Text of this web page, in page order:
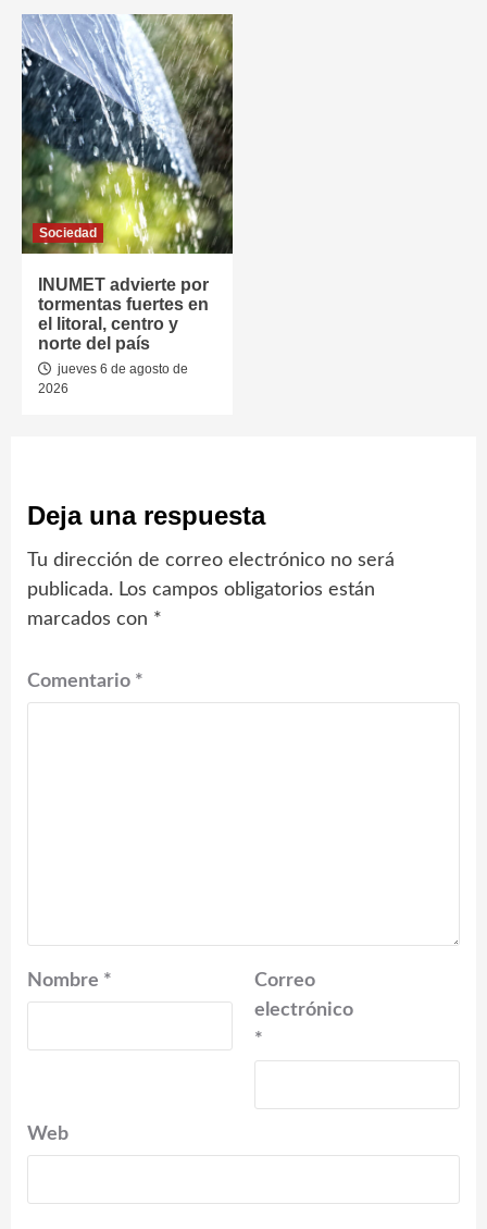
Sociedad
INUMET advierte por
tormentas fuertes en
el litoral, centro y
norte del país
jueves 6 de agosto de
2026
Deja una respuesta
Tu dirección de correo electrónico no será
publicada. Los campos obligatorios están
marcados con *
Comentario *
Nombre *
Correo
electrónico
*
Web